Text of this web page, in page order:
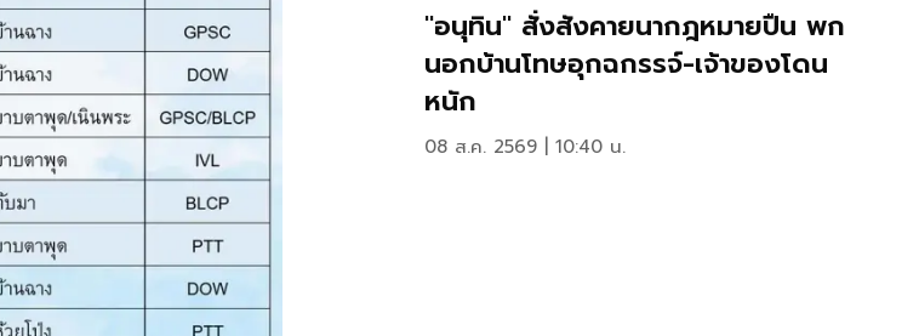
"อนุทิน" สั่งสังคายนากฎหมายปืน พก
นอกบ้านโทษอุกฉกรรจ์-เจ้าของโดน
หนัก
08 ส.ค. 2569 | 10:40 น.